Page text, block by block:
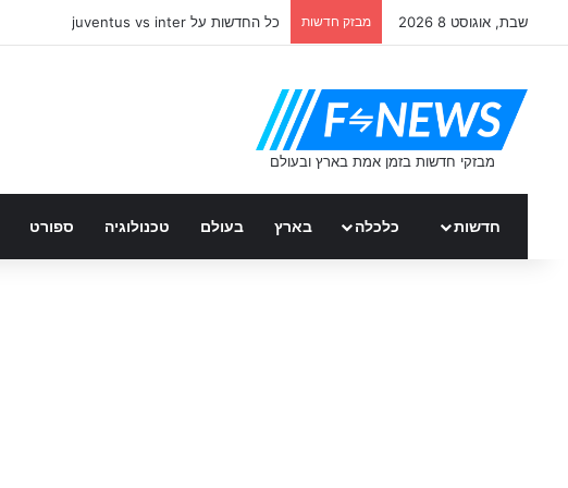
שבת, אוגוסט 8 2026 מבזק חדשות כל החדשות על juventus vs inter
חדשות כלכלה בארץ בעולם טכנולוגיה ספורט